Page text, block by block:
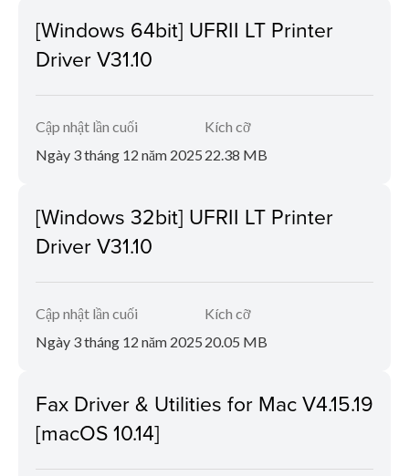
[Windows 64bit] UFRII LT Printer
Driver V31.10
Cập nhật lần cuối
Ngày 3 tháng 12 năm 2025
Kích cỡ
22.38 MB
[Windows 32bit] UFRII LT Printer
Driver V31.10
Cập nhật lần cuối
Ngày 3 tháng 12 năm 2025
Kích cỡ
20.05 MB
Fax Driver & Utilities for Mac V4.15.19
[macOS 10.14]